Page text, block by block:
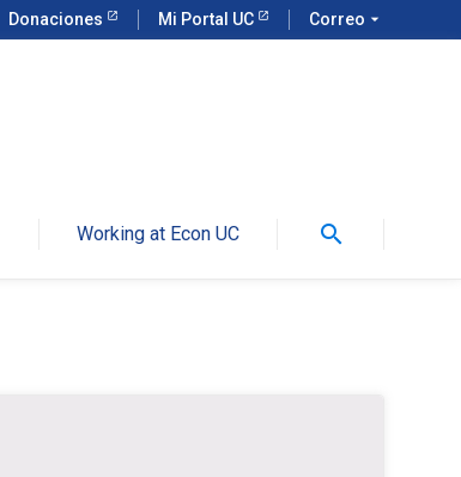
Donaciones Mi Portal UC Correo arrow_drop_down
Working at Econ UC search